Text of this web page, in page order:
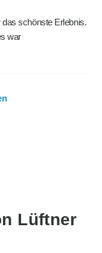
schönste Erlebnis.
war
Lüftner